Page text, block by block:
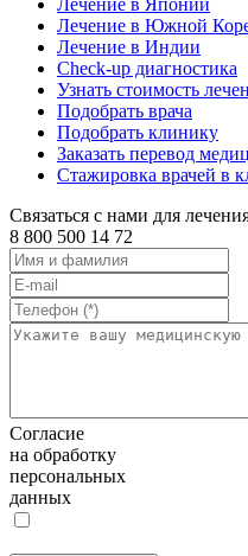
Лечение в Японии
Лечение в Южной
Лечение в Индии
Check-up диагностика
Узнать стоимость
Подобрать врача
Подобрать клинику
Заказать перевод
Стажировка врачей в
Связаться с нами для
8 800 500 14 72
Согласие
на обработку
персональных
данных